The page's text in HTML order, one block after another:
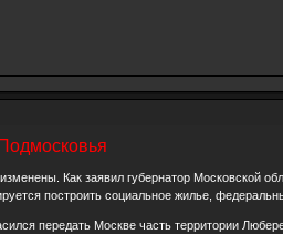
Как заявил губернатор Московской
построить социальное жилье,
передать Москве часть территории